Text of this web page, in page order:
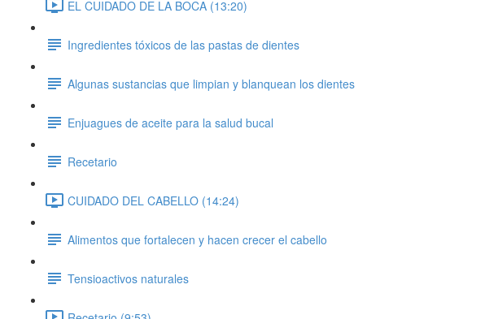
EL CUIDADO DE LA BOCA (13:20)
Ingredientes tóxicos de las pastas de dientes
Algunas sustancias que limpian y blanquean los dientes
Enjuagues de aceite para la salud bucal
Recetario
CUIDADO DEL CABELLO (14:24)
Alimentos que fortalecen y hacen crecer el cabello
Tensioactivos naturales